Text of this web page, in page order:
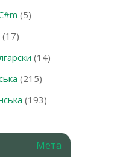
(5)
(17)
(14)
(215)
(193)
Мета